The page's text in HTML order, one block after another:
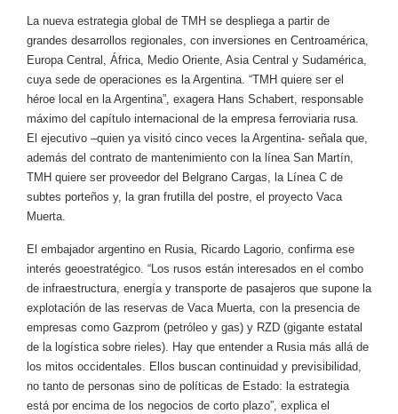
La nueva estrategia global de TMH se despliega a partir de
grandes desarrollos regionales, con inversiones en Centroamérica,
Europa Central, África, Medio Oriente, Asia Central y Sudamérica,
cuya sede de operaciones es la Argentina. “TMH quiere ser el
héroe local en la Argentina”, exagera Hans Schabert, responsable
máximo del capítulo internacional de la empresa ferroviaria rusa.
El ejecutivo –quien ya visitó cinco veces la Argentina- señala que,
además del contrato de mantenimiento con la línea San Martín,
TMH quiere ser proveedor del Belgrano Cargas, la Línea C de
subtes porteños y, la gran frutilla del postre, el proyecto Vaca
Muerta.
El embajador argentino en Rusia, Ricardo Lagorio, confirma ese
interés geoestratégico. “Los rusos están interesados en el combo
de infraestructura, energía y transporte de pasajeros que supone la
explotación de las reservas de Vaca Muerta, con la presencia de
empresas como Gazprom (petróleo y gas) y RZD (gigante estatal
de la logística sobre rieles). Hay que entender a Rusia más allá de
los mitos occidentales. Ellos buscan continuidad y previsibilidad,
no tanto de personas sino de políticas de Estado: la estrategia
está por encima de los negocios de corto plazo”, explica el